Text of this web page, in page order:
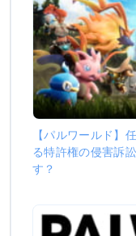
【パルワールド】
る特許権の侵害訴
す？